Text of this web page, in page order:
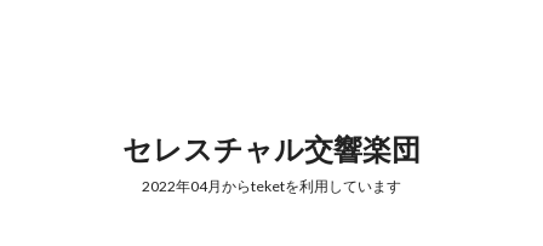
セレスチャル交響楽団
2022年04月からteketを利用しています